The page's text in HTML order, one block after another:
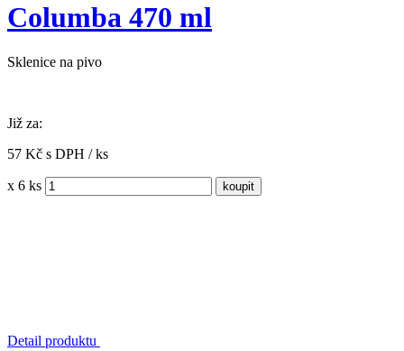
Columba 470 ml
Sklenice na pivo
Již za:
57 Kč s DPH / ks
x 6 ks
Detail produktu